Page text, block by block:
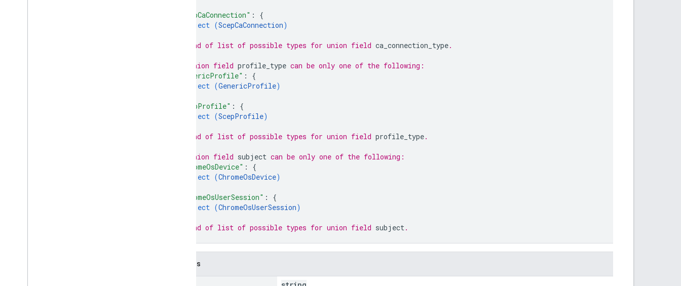
"scepCaConnection" : {
object (ScepCaConnection)
// End of list of possible types for union field ca_connection_type.
// Union field profile_type can be only one of the following:
"genericProfile" : {
object (GenericProfile)
"scepProfile" : {
object (ScepProfile)
// End of list of possible types for union field profile_type.
// Union field subject can be only one of the following:
"chromeOsDevice" : {
object (ChromeOsDevice)
"chromeOsUserSession" : {
object (ChromeOsUserSession)
// End of list of possible types for union field subject.
Campos